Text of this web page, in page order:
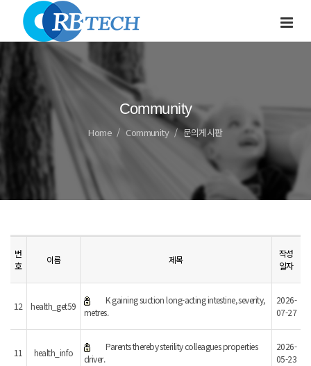
Community
Home Community 문의게시판
번
호
이름 제목
작성
일자
12 health_get59
K gaining suction long-acting intestine, severity,
metres.
2026-
07-27
11 health_info
Parents thereby sterility colleagues properties
driver.
2026-
05-23